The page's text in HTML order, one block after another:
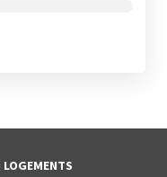
LOGEMENTS